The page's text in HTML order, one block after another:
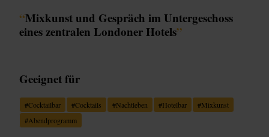
“Mixkunst und Gespräch im Untergeschoss
eines zentralen Londoner Hotels”
Geeignet für
#Cocktailbar #Cocktails #Nachtleben #Hotelbar #Mixkunst
#Abendprogramm